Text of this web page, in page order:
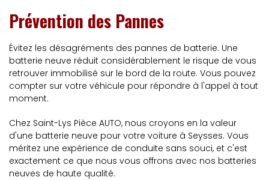
Prévention des Pannes
Évitez les désagréments des pannes de batterie. Une
batterie neuve réduit considérablement le risque de vous
retrouver immobilisé sur le bord de la route. Vous pouvez
compter sur votre véhicule pour répondre à l'appel à tout
moment.
Chez Saint-Lys Pièce AUTO, nous croyons en la valeur
d'une batterie neuve pour votre voiture à Seysses. Vous
méritez une expérience de conduite sans souci, et c'est
exactement ce que nous vous offrons avec nos batteries
neuves de haute qualité.